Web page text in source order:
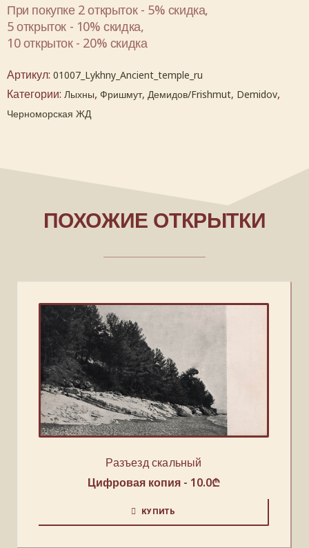
При покупке 2 открыток - 5% скидка,
5 открыток - 10% скидка,
10 открыток - 20% скидка
Артикул: 01007_Lykhny_Ancient_temple_ru
Категории: Лыхны, Фришмут, Демидов/Frishmut, Demidov,
Черноморская ЖД
ПОХОЖИЕ ОТКРЫТКИ
Разъезд скальный
Цифровая копия - 10.0₾
КУПИТЬ